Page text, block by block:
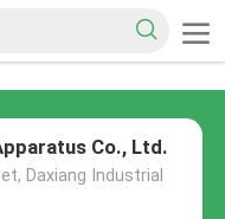
Co., Ltd.
Daxiang Industrial